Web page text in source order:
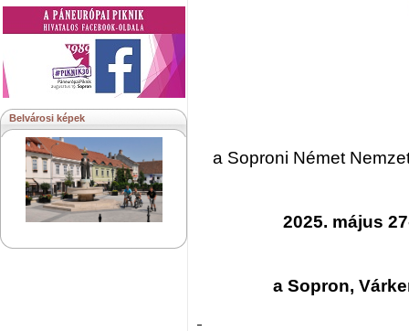
Belvárosi képek
a Soproni Német
2025. május
a Sopron,